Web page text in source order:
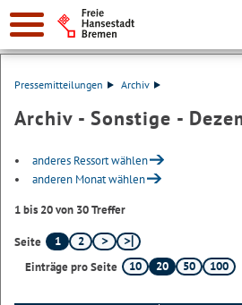
Suche:
Pressemitteilungen Archiv
Archiv - Sonstige -
anderes Ressort wählen
anderen Monat wählen
1 bis 20 von 30 Treffer
Seite 1
2
Einträge pro Seite
10 20 50 100